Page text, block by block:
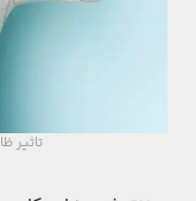
تاثیر